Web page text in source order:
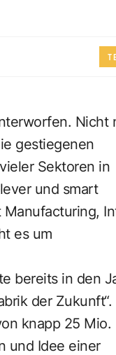
Nicht
gestiegenen
Sektoren in
und smart
Manufacturing,
es um
bereits in den
der Zukunft“.
knapp 25 Mio.
und Idee einer